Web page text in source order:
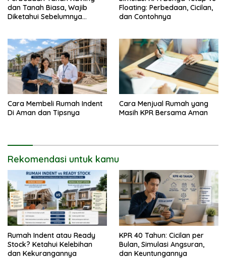
dan Tanah Biasa, Wajib
Diketahui Sebelumnya
Floating: Perbedaan, Cicilan,
dan Contohnya
Cara Membeli Rumah Indent
Di Aman dan Tipsnya
Cara Menjual Rumah yang
Masih KPR Bersama Aman
Rekomendasi untuk kamu
Rumah Indent atau Ready
Stock? Ketahui Kelebihan
dan Kekurangannya
KPR 40 Tahun: Cicilan per
Bulan, Simulasi Angsuran,
dan Keuntungannya